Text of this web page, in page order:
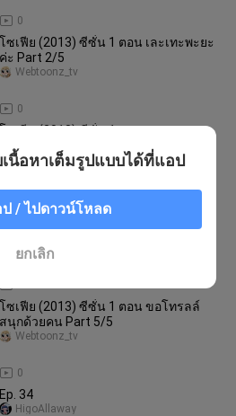
0
โซเฟีย (2013) ซีซั่น 1 ตอน เละเทะพะยะ
ค่ะ Part 2/5
0
Webtoonz_tv
โซเฟีย (2013) ซีซั่น 1 ตอน เละเทะพะยะ
ค่ะ Part 5/5
Webtoonz_tv
โซเฟีย (2013) ซีซั่น 1 ตอน ขอโทรลล์
สนุกด้วยคน Part 2/5
Webtoonz_tv
โซเฟีย (2013) ซีซั่น 1 ตอน ขอโทรลล์
สนุกด้วยคน Part 5/5
0
Webtoonz_tv
Ep. 34
HigoAllaway
นื้อหาเต็มรูปแบบได้ที่แอป
/ ไปดาวน์โหลด
ยกเลิก